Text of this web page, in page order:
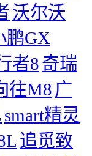
沃尔沃
鹏GX
者8奇瑞
往M8 广
smart精灵
追觅致